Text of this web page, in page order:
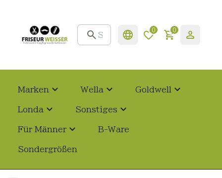
0 0
Marken Wella Goldwell
Londa Sonstiges
Für Männer B-Ware
Sondergrößen